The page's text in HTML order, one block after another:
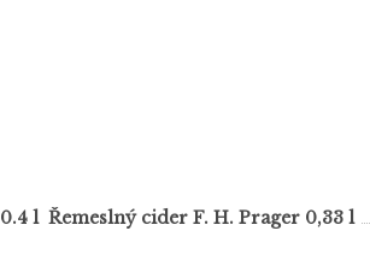
0.4 l Řemeslný cider F. H. Prager 0,33 l